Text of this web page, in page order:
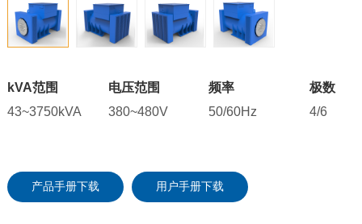
kVA范围
43~3750kVA
电压范围
380~480V
频率
50/60Hz
极数
4/6
产品手册下载 用户手册下载